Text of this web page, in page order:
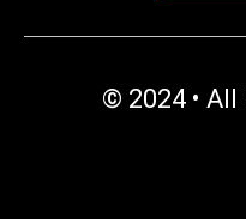
© 2024 •